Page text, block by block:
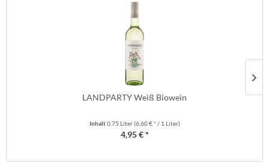
LANDPARTY Weiß Biowein
Inhalt0.75 Liter(6,60 € * / 1 Liter)
4,95 € *